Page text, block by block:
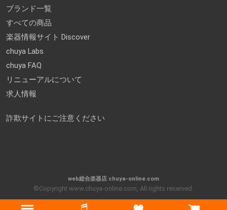
ブランド一覧
すべての商品
楽器情報サイト Discover
chuya Labs
chuya FAQ
リニューアルについて
求人情報
詐欺サイトにご注意ください
web総合楽器店 chuya-online.com
©Copyright www.chuya-online.com, All rights reserved.
Menu